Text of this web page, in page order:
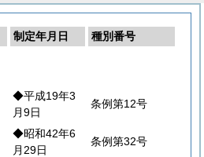
制定年月日
種別番号
◆平成19年3
月9日
条例第12号
◆昭和42年6
月29日
条例第32号